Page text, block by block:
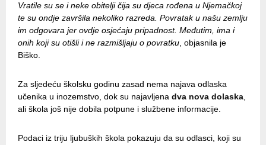
Vratile su se i neke obitelji čija su djeca rođena u Njemačkoj
te su ondje završila nekoliko razreda. Povratak u našu zemlju
im odgovara jer ovdje osjećaju pripadnost. Međutim, ima i
onih koji su otišli i ne razmišljaju o povratku , objasnila je
Biško.
Za sljedeću školsku godinu zasad nema najava odlaska
učenika u inozemstvo, dok su najavljena dva nova dolaska
ali škola još nije dobila potpune i službene informacije.
Podaci iz triju ljubuških škola pokazuju da su odlasci, koji su